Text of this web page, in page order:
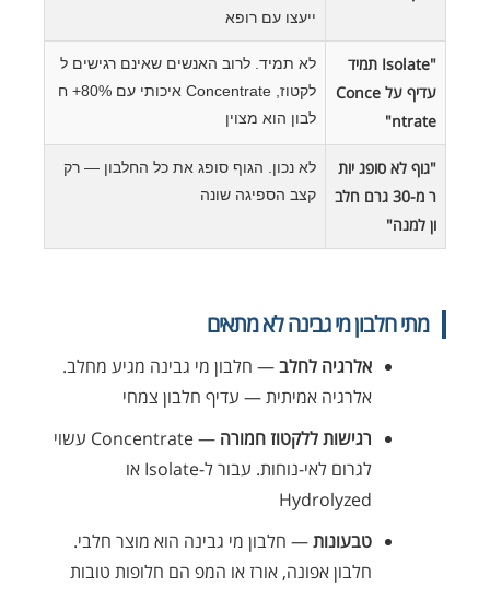
ייעצו עם רופא
"Isolate תמיד
עדיף על Conce
ntrate"
לא תמיד. לרוב האנשים שאינם רגישים ל
לקטוז, Concentrate איכותי עם 80%+ ח
לבון הוא מצוין
"גוף לא סופג יות
ר מ-30 גרם חלב
ון למנה"
לא נכון. הגוף סופג את כל החלבון — רק
קצב הספיגה שונה
מתי חלבון מי גבינה לא מתאים
אלרגיה לחלב— חלבון מי גבינה מגיע מחלב.
אלרגיה אמיתית — עדיף חלבון צמחי
רגישות ללקטוז חמורה
— Concentrate עשוי
לגרום לאי-נוחות. עבור ל-Isolate או
Hydrolyzed
טבעונות— חלבון מי גבינה הוא מוצר חלבי.
חלבון אפונה, אורז או המפ הם חלופות טובות